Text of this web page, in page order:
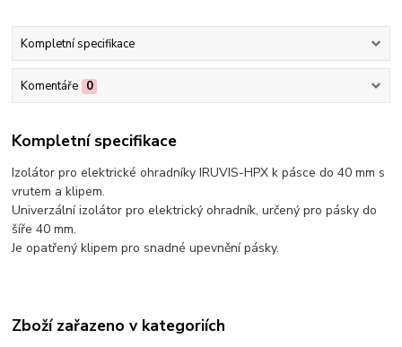
Kompletní specifikace
Komentáře 0
Kompletní specifikace
Izolátor pro elektrické ohradníky IRUVIS-HPX k pásce do 40 mm s
vrutem a klipem.
Univerzální izolátor pro elektrický ohradník, určený pro pásky do
šíře 40 mm.
Je opatřený klipem pro snadné upevnění pásky.
Zboží zařazeno v kategoriích